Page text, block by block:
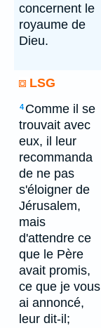
concernent le
royaume de
Dieu.
LSG
4 Comme il se
trouvait avec
eux, il leur
recommanda
de ne pas
s'éloigner de
Jérusalem,
mais
d'attendre ce
que le Père
avait promis,
ce que je vous
ai annoncé,
leur dit-il;